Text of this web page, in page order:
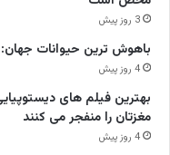
3 روز پیش
باهوش ترین حیوانات جهان: 15 جانوری که از انسان باهوش ترند!
4 روز پیش
مغزتان را منفجر می کنند
4 روز پیش